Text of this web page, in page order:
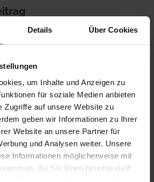
Details Über Cookies
um Inhalte und Anzeigen zu
für soziale Medien anbieten
Zugriffe auf unsere Website zu
geben wir Informationen zu Ihrer
Website an unsere Partner für
und Analysen weiter. Unsere
Informationen möglicherweise mit
die Sie ihnen bereitgestellt
im Rahmen Ihrer Nutzung der Dienste
alle unsere Leistungen nur einen
der sich nach Ihren
Ihr
erstellen zu können, benötigen